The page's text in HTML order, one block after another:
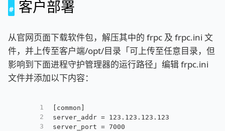
客户部署
从官网页面下载软件包，解压其中的 frpc 及 frpc.ini 文
件，并上传至客户端/opt/目录「可上传至任意目录，但
影响到下面进程守护管理器的运行路径」编辑 frpc.ini
文件并添加以下内容：
1
2
3
[common]
server_addr = 123.123.123.123
server_port = 7000